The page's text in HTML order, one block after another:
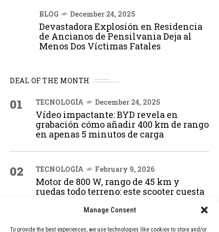
Manage Consent
To provide the best experiences, we use technologies like cookies to store and/or
BLOG December 24, 2025
Devastadora Explosión en Residencia
de Ancianos de Pensilvania Deja al
Menos Dos Víctimas Fatales
DEAL OF THE MONTH
01 TECNOLOGÍA December 24, 2025
Vídeo impactante: BYD revela en
grabación cómo añadir 400 km de rango
en apenas 5 minutos de carga
02 TECNOLOGÍA February 9, 2026
Motor de 800 W, rango de 45 km y
ruedas todo terreno: este scooter cuesta
adquisición impresionante